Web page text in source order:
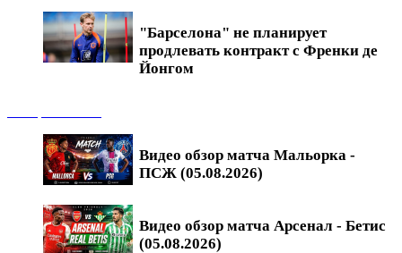
"Барселона" не планирует
продлевать контракт с Френки де
Йонгом
Видео обзор матча Мальорка -
ПСЖ (05.08.2026)
Видео обзор матча Арсенал - Бетис
(05.08.2026)